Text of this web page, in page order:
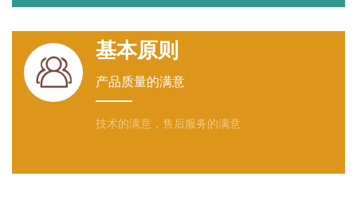

基本原则
产品质量的满意
技术的满意，售后服务的满意